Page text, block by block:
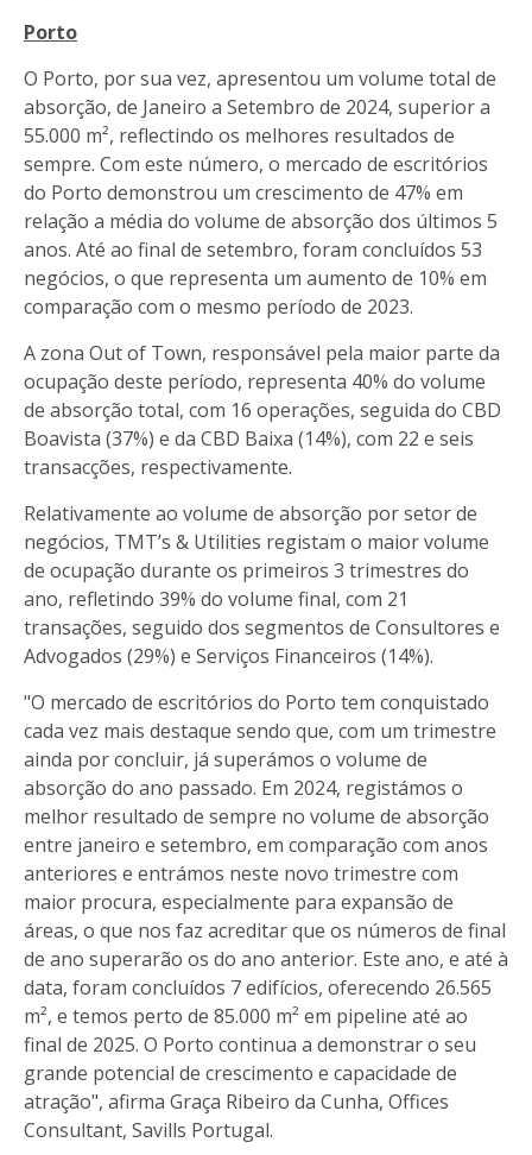
Porto
O Porto, por sua vez, apresentou um volume total de
absorção, de Janeiro a Setembro de 2024, superior a
55.000 m², reflectindo os melhores resultados de
sempre. Com este número, o mercado de escritórios
do Porto demonstrou um crescimento de 47% em
relação a média do volume de absorção dos últimos 5
anos. Até ao final de setembro, foram concluídos 53
negócios, o que representa um aumento de 10% em
comparação com o mesmo período de 2023.
A zona Out of Town, responsável pela maior parte da
ocupação deste período, representa 40% do volume
de absorção total, com 16 operações, seguida do CBD
Boavista (37%) e da CBD Baixa (14%), com 22 e seis
transacções, respectivamente.
Relativamente ao volume de absorção por setor de
negócios, TMT’s & Utilities registam o maior volume
de ocupação durante os primeiros 3 trimestres do
ano, refletindo 39% do volume final, com 21
transações, seguido dos segmentos de Consultores e
Advogados (29%) e Serviços Financeiros (14%).
"O mercado de escritórios do Porto tem conquistado
cada vez mais destaque sendo que, com um trimestre
ainda por concluir, já superámos o volume de
absorção do ano passado. Em 2024, registámos o
melhor resultado de sempre no volume de absorção
entre janeiro e setembro, em comparação com anos
anteriores e entrámos neste novo trimestre com
maior procura, especialmente para expansão de
áreas, o que nos faz acreditar que os números de final
de ano superarão os do ano anterior. Este ano, e até à
data, foram concluídos 7 edifícios, oferecendo 26.565
m², e temos perto de 85.000 m² em pipeline até ao
final de 2025. O Porto continua a demonstrar o seu
grande potencial de crescimento e capacidade de
atração", afirma Graça Ribeiro da Cunha, Offices
Consultant, Savills Portugal.